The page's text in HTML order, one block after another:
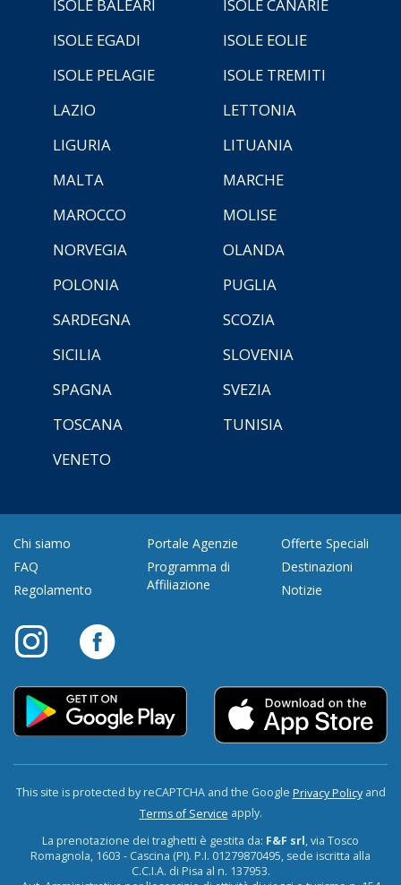
ISOLE BALEARI
ISOLE CANARIE
ISOLE EGADI
ISOLE EOLIE
ISOLE PELAGIE
ISOLE TREMITI
LAZIO
LETTONIA
LIGURIA
LITUANIA
MALTA
MARCHE
MAROCCO
MOLISE
NORVEGIA
OLANDA
POLONIA
PUGLIA
SARDEGNA
SCOZIA
SICILIA
SLOVENIA
SPAGNA
SVEZIA
TOSCANA
TUNISIA
VENETO
Chi siamo
FAQ
Regolamento
Portale Agenzie
Programma di
Affiliazione
Offerte Speciali
Destinazioni
Notizie
This site is protected by reCAPTCHA and the Google Privacy Policyand
Terms of Service apply.
La prenotazione dei traghetti è gestita da: F&F srl, via Tosco
Romagnola, 1603 - Cascina (PI). P.I. 01279870495, sede iscritta alla
C.C.I.A. di Pisa al n. 137953.